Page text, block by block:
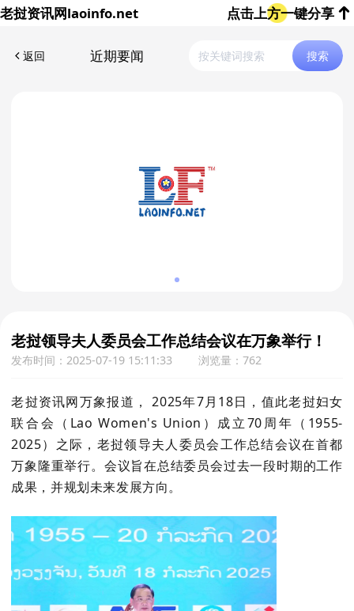
老挝资讯网laoinfo.net 点击上方一键分享
返回 近期要闻 搜索
老挝领导夫人委员会工作总结会议在万象举行！
发布时间：2025-07-19 15:11:33 浏览量：762
老挝资讯网万象报道， 2025年7月18日，值此老挝妇女
联合会（Lao Women's Union）成立70周年（1955-
2025）之际，老挝领导夫人委员会工作总结会议在首都
万象隆重举行。会议旨在总结委员会过去一段时期的工作
成果，并规划未来发展方向。